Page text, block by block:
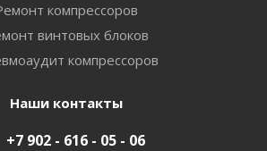
компрессоров
винтовых блоков
компрессоров
Наши контакты
+7 902 - 616 - 05 - 06